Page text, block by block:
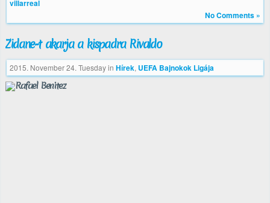
villarreal
No Comments »
Zidane-t akarja a kispadra Rivaldo
2015. November 24. Tuesdayin Hírek, UEFA Bajnokok Ligája